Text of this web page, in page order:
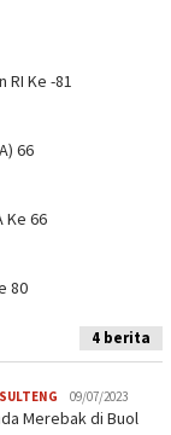
RI Ke -81
66
Ke 66
80
4 berita
SULTENG 09/07/2023
Merebak di Buol